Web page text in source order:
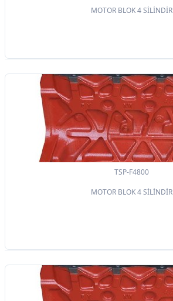
MOTOR BLOK 4 SİLİNDİR
TSP-F4800
MOTOR BLOK 4 SİLİNDİR